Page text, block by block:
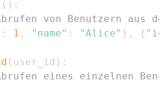
( ) :
von Benutzern aus
: 1 , "name" : "Alice" } , {
( user_id ) :
eines einzelnen